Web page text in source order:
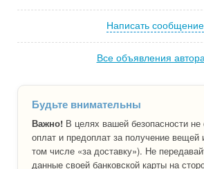
Написать сообщение
Все объявления автора
Будьте внимательны
Важно! В целях вашей безопасности
оплат и предоплат за получение вещей
том числе «за доставку»). Не
данные своей банковской карты на